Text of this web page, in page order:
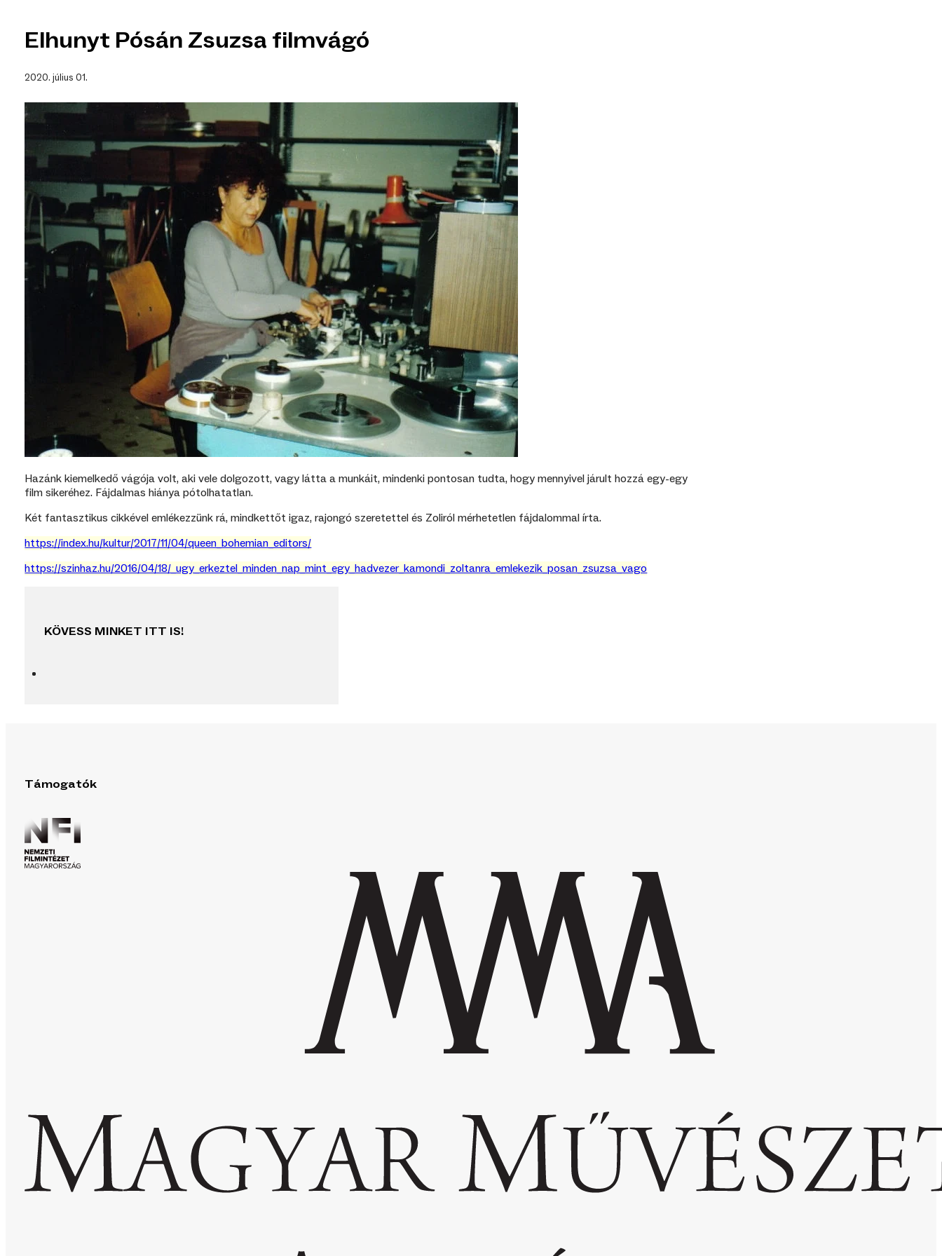
Elhunyt Pósán Zsuzsa filmvágó
2020. július 01.
Hazánk kiemelkedő vágója volt, aki vele dolgozott, vagy látta a munkáit, mindenki pontosan tudta, hogy mennyivel járult hozzá egy-egy
film sikeréhez. Fájdalmas hiánya pótolhatatlan.
Két fantasztikus cikkével emlékezzünk rá, mindkettőt igaz, rajongó szeretettel és Zoliról mérhetetlen fájdalommal írta.
https://index.hu/kultur/2017/11/04/queen_bohemian_editors/
https://szinhaz.hu/2016/04/18/_ugy_erkeztel_minden_nap_mint_egy_hadvezer_kamondi_zoltanra_emlekezik_posan_zsuzsa_vago
KÖVESS MINKET ITT IS!
Támogatók